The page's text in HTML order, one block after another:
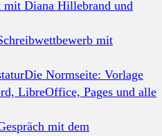
mit
Die Normseite: Vorlage
LibreOffice, Pages und alle